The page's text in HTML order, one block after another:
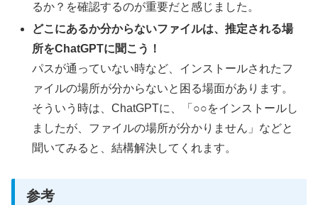
るか？を確認するのが重要だと感じました。
どこにあるか分からないファイルは、推定される場
所をChatGPTに聞こう！
パスが通っていない時など、インストールされたフ
ァイルの場所が分からないと困る場面があります。
そういう時は、ChatGPTに、「○○をインストールし
ましたが、ファイルの場所が分かりません」などと
聞いてみると、結構解決してくれます。
参考